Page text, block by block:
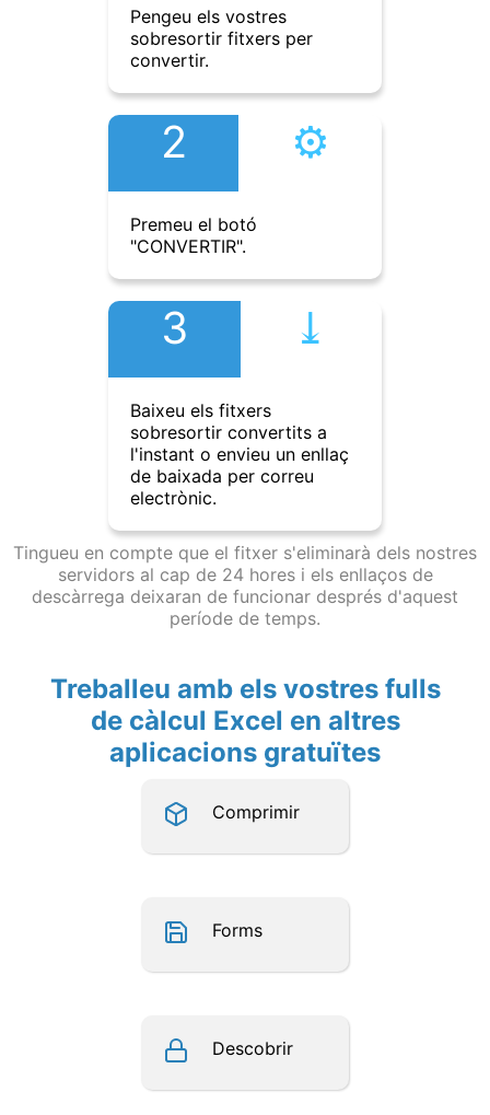
Pengeu els vostres
sobresortir fitxers per
convertir.
2 ⚙︎
Premeu el botó
"CONVERTIR".
3 ⤓︎
Baixeu els fitxers
sobresortir convertits a
l'instant o envieu un enllaç
de baixada per correu
electrònic.
Tingueu en compte que el fitxer s'eliminarà dels nostres
servidors al cap de 24 hores i els enllaços de
descàrrega deixaran de funcionar després d'aquest
període de temps.
Treballeu amb els vostres fulls
de càlcul Excel en altres
aplicacions gratuïtes
Comprimir
Forms
Descobrir